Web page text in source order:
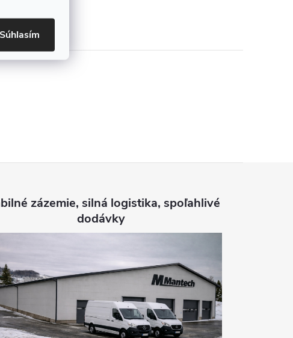
Súhlasím
zázemie, silná logistika, spoľahlivé
dodávky